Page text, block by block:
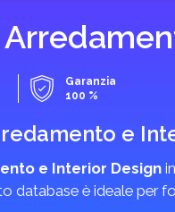
Garanzia
100 %
e
e Interior Design
database è ideale per